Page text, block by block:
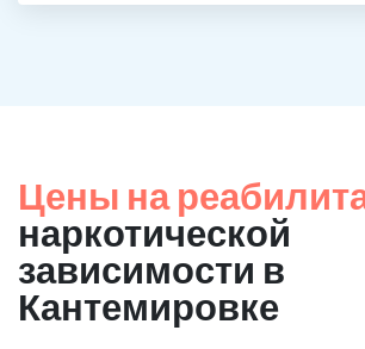
Цены на
наркотической
зависимости в
Кантемировке